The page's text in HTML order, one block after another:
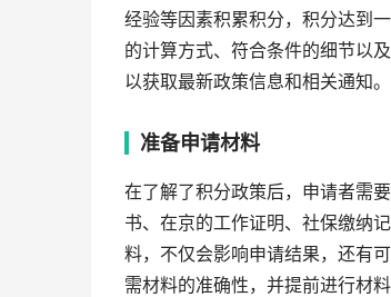
经验等因素积累积分，积分达到
的计算方式、符合条件的细节以
以获取最新政策信息和相关通知。
准备申请材料
在了解了积分政策后，申请者需
书、在京的工作证明、社保缴纳
料，不仅会影响申请结果，还有
需材料的准确性，并提前进行材